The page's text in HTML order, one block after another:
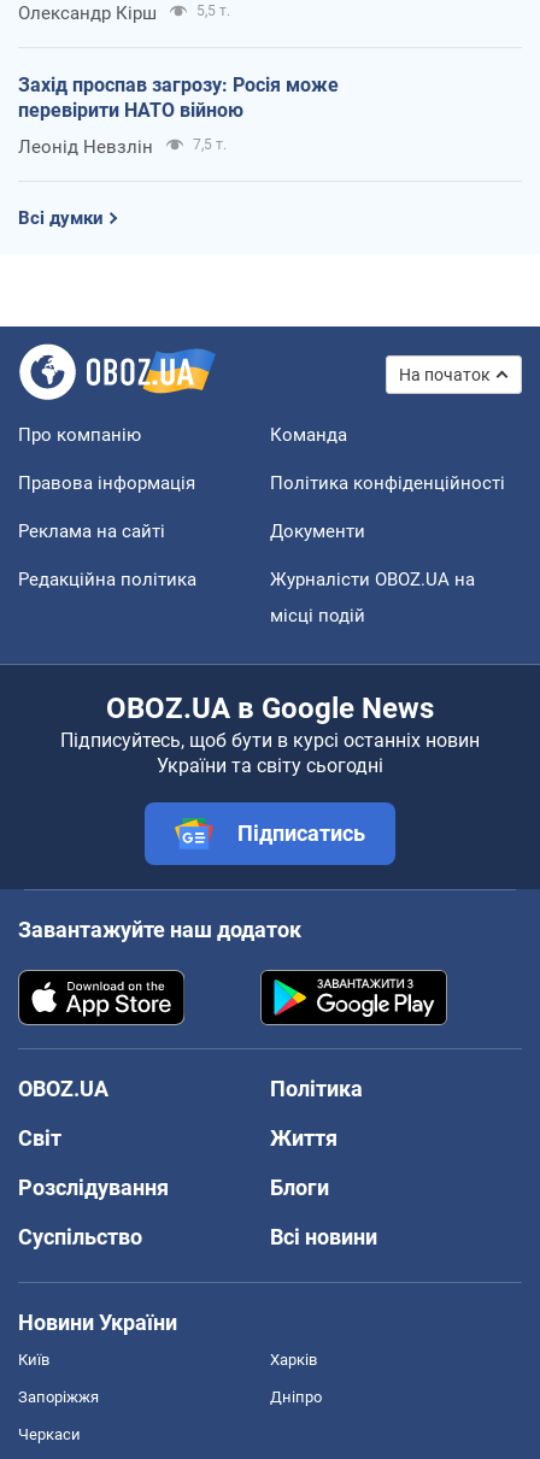
Олександр Кірш 5,5 т.
Захід проспав загрозу: Росія може
перевірити НАТО війною
Леонід Невзлін 7,5 т.
Всі думки
На початок
Про компанію Команда
Правова інформація Політика конфіденційності
Реклама на сайті Документи
Редакційна політика
Журналісти OBOZ.UA на
місці подій
OBOZ.UA в Google News
Підписуйтесь, щоб бути в курсі останніх новин
України та світу сьогодні
Підписатись
Завантажуйте наш додаток
OBOZ.UA
Політика
Світ
Життя
Розслідування
Блоги
Суспільство
Всі новини
Новини України
Київ Харків
Запоріжжя Дніпро
Черкаси